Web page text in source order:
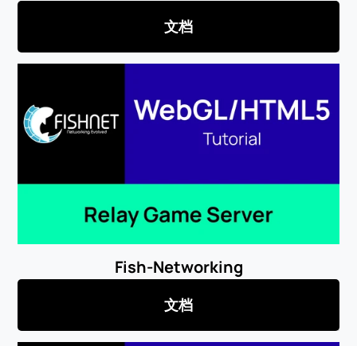
文档
Fish-Networking
文档